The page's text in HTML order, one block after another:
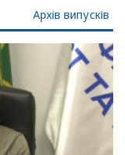
Архів випусків